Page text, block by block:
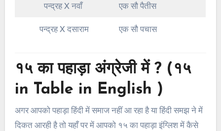
पन्द्रह X नवाँ एक सौ पैतीस
पन्द्रह X दसाराम एक सौ पचास
१५ का पहाड़ा अंग्रेजी में ? (१५
in Table in English )
अगर आपको पहाड़ा हिंदी में समाज नहीं आ रहा है या हिंदी समझ ने में
दिकत आरही है तो यहाँ पर में आपको १५ का पहाड़ा इंग्लिश में कैसे